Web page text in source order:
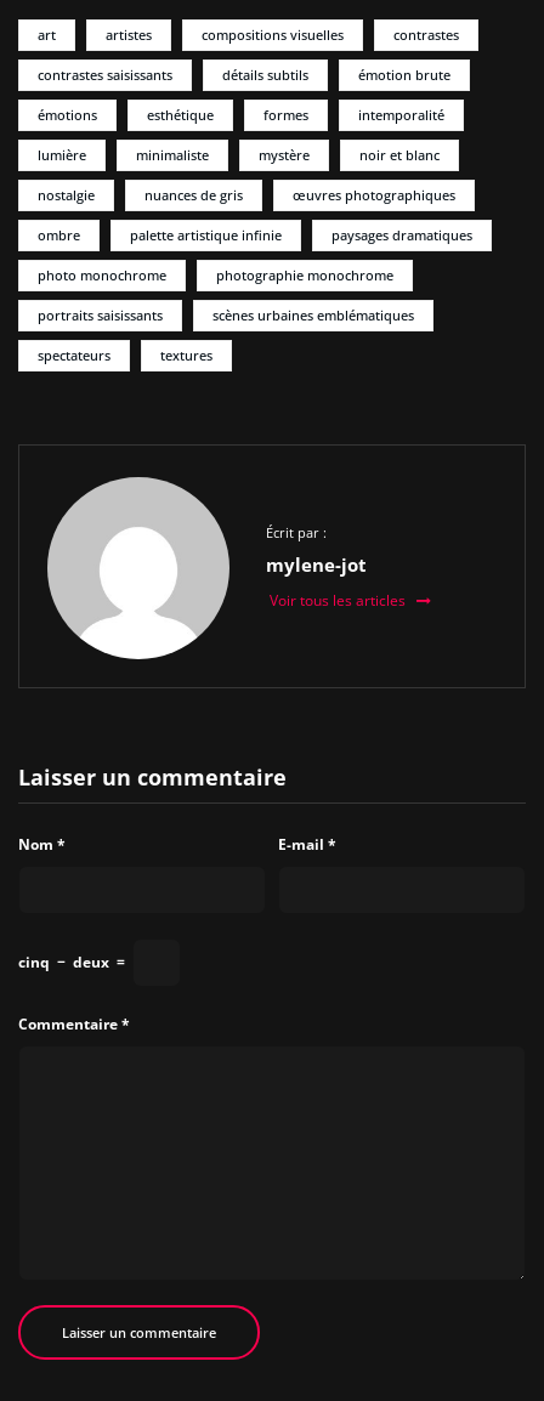
art artistes compositions visuelles contrastes
contrastes saisissants détails subtils émotion brute
émotions esthétique formes intemporalité
lumière minimaliste mystère noir et blanc
nostalgie nuances de gris œuvres photographiques
ombre palette artistique infinie paysages dramatiques
photo monochrome photographie monochrome
portraits saisissants scènes urbaines emblématiques
spectateurs textures
Écrit par :
mylene-jot
Voir tous les articles
Laisser un commentaire
Nom * E-mail *
cinq − deux =
Commentaire*